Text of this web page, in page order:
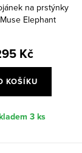
na prstýnky
Elephant
Kč
KOŠÍKU
3 ks